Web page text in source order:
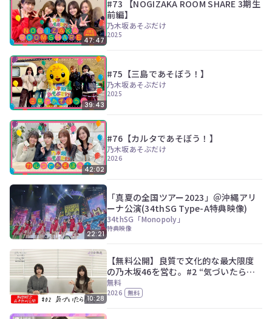
47:47
#73 【NOGIZAKA ROOM SHARE 3期生
前編】
乃木坂あそぶだけ
2025
39:43
#75【三島であそぼう！】
乃木坂あそぶだけ
2025
42:02
#76【カルタであそぼう！】
乃木坂あそぶだけ
2026
22:21
「真夏の全国ツアー2023」＠沖縄アリ
ーナ公演(34thSG Type-A特典映像)
34thSG「Monopoly」
特典映像
10:28
【無料公開】良質で文化的な最大限度
の乃木坂46を営む。#2 “気づいたら片
想い” Music Video
無料
2026 無料